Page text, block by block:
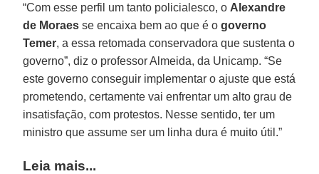
“Com esse perfil um tanto policialesco, o Alexandre
de Moraes se encaixa bem ao que é ogoverno
Temer, a essa retomada conservadora que sustenta o
governo”, diz o professor Almeida, da Unicamp. “Se
este governo conseguir implementar o ajuste que está
prometendo, certamente vai enfrentar um alto grau de
insatisfação, com protestos. Nesse sentido, ter um
ministro que assume ser um linha dura é muito útil.”
Leia mais...